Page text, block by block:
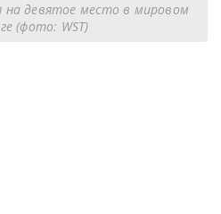
на девятое место в мировом
(фото: WST)